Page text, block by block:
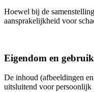
Hoewel bij de
aansprakelijkheid voor
Eigendom en gebruik
De inhoud (afbeeldingen
uitsluitend voor persoonlijk